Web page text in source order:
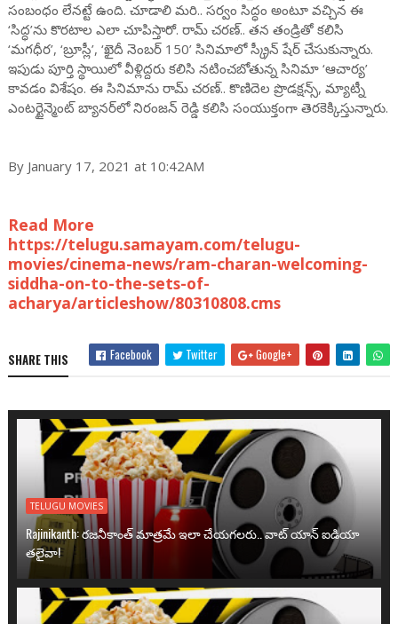
సంబంధం లేనట్టే ఉంది. చూడాలి మరి.. సర్వం సిద్ధం అంటూ వచ్చిన ఈ
‘సిద్ధ’ను కొరటాల ఎలా చూపిస్తారో. రామ్ చరణ్.. తన తండ్రితో కలిసి
‘మగధీర’, ‘బ్రూస్లీ’, ‘ఖైదీ నెంబర్ 150’ సినిమాలో స్క్రీన్ షేర్ చేసుకున్నారు.
ఇపుడు పూర్తి స్థాయిలో వీళ్లిద్దరు కలిసి నటించబోతున్న సినిమా ‘ఆచార్య’
కావడం విశేషం. ఈ సినిమాను రామ్ చరణ్.. కొణిదెల ప్రొడక్షన్స్, మ్యాట్నీ
ఎంటర్టైన్మెంట్ బ్యానర్‌లో నిరంజన్ రెడ్డి కలిసి సంయుక్తంగా తెరకెక్కిస్తున్నారు.
By January 17, 2021 at 10:42AM
Read More
https://telugu.samayam.com/telugu-
movies/cinema-news/ram-charan-welcoming-
siddha-on-to-the-sets-of-
acharya/articleshow/80310808.cms
SHARE THIS Facebook Twitter Google+
TELUGU MOVIES
Rajinikanth: రజనీకాంత్ మాత్రమే ఇలా చేయగలరు.. వాట్ యాన్ ఐడియా
తలైవా!